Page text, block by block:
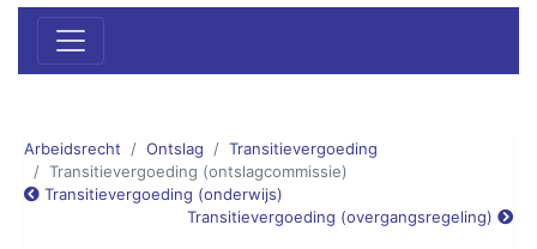
Arbeidsrecht Ontslag
Transitievergoeding
Transitievergoeding (ontslagcommissie)
Transitievergoeding (onderwijs)
Transitievergoeding (overgangsregeling)